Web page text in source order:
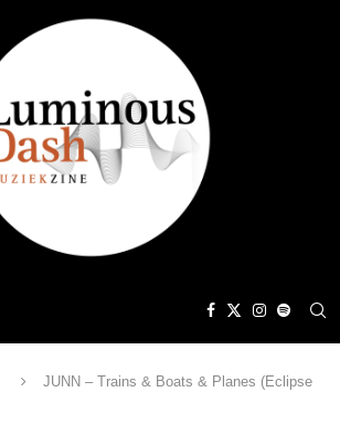
JUNN – Trains & Boats & Planes (Eclipse